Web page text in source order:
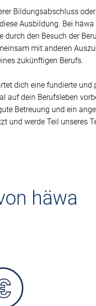
Bildungsabschluss
Ausbildung. Bei
durch den Besuch der
mit anderen
zukünftigen Berufs.
dich eine fundierte
auf dein Berufsleben
Betreuung und ein
und werde Teil unseres
häwa